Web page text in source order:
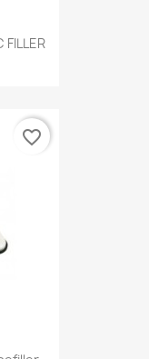
FILLER
favorite_border